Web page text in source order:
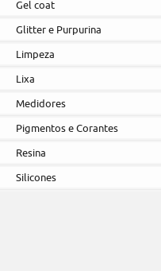
Gel coat
Glitter e Purpurina
Limpeza
Lixa
Medidores
Pigmentos e Corantes
Resina
Silicones